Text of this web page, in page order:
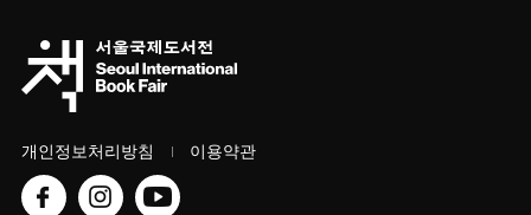
개인정보처리방침 이용약관